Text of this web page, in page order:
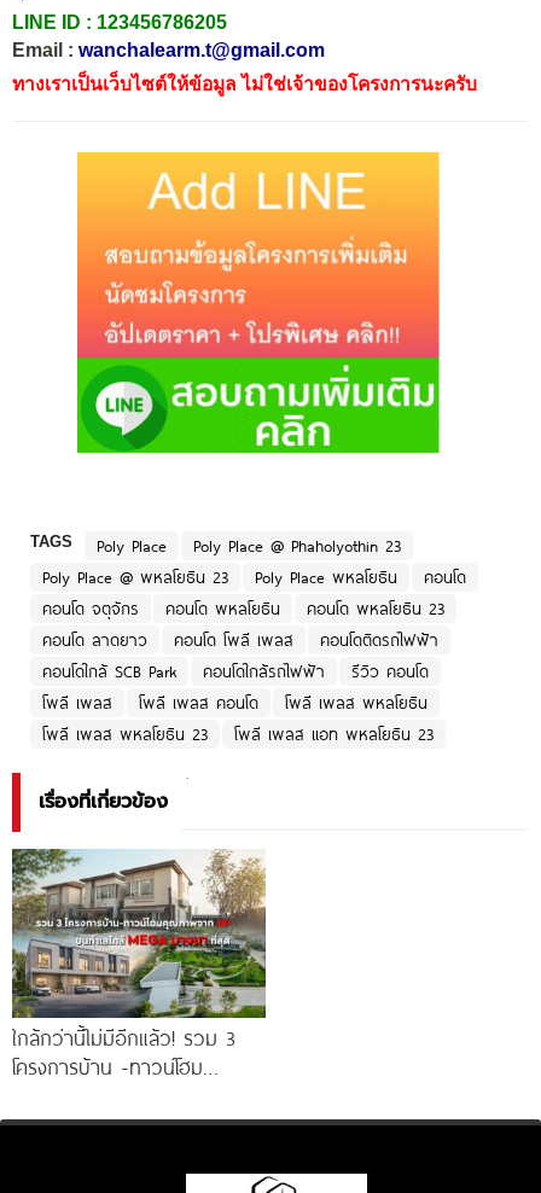
LINE ID : 123456786205
Email : wanchalearm.t@gmail.com
ทางเราเป็นเว็บไซต์ให้ข้อมูล ไม่ใช่เจ้าของโครงการนะครับ
TAGS Poly Place
Poly Place @ Phaholyothin 23
Poly Place @ พหลโยธิน 23
Poly Place พหลโยธิน
คอนโด
คอนโด จตุจักร
คอนโด พหลโยธิน
คอนโด พหลโยธิน 23
คอนโด ลาดยาว
คอนโด โพลี เพลส
คอนโดติดรถไฟฟ้า
คอนโดใกล้ SCB Park
คอนโดใกล้รถไฟฟ้า
รีวิว คอนโด
โพลี เพลส
โพลี เพลส คอนโด
โพลี เพลส พหลโยธิน
โพลี เพลส พหลโยธิน 23
โพลี เพลส แอท พหลโยธิน 23
เรื่องที่เกี่ยวข้อง
ใกล้กว่านี้ไม่มีอีกแล้ว! รวม 3
โครงการบ้าน -ทาวน์โฮม
MEGA บางนา เพียง